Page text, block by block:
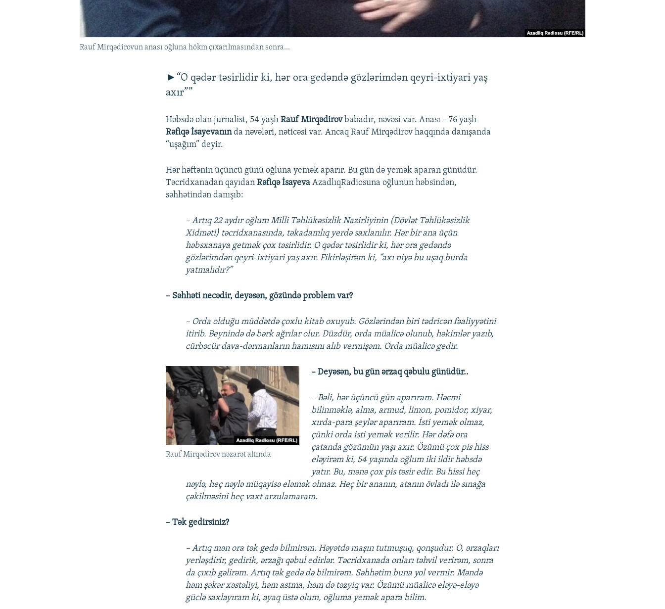
Rauf Mirqədirovun anası oğluna hökm çıxarılmasından sonra...
►“O qədər təsirlidir ki, hər ora gedəndə gözlərimdən qeyri-ixtiyari yaş
axır””
Həbsdə olan jurnalist, 54 yaşlıRauf Mirqədirovbabadır, nəvəsi var. Anası – 76 yaşlı
Rəfiqə İsayevanında nəvələri, nəticəsi var. Ancaq Rauf Mirqədirov haqqında danışanda
“uşağım” deyir.
Hər həftənin üçüncü günü oğluna yemək aparır. Bu gün də yemək aparan günüdür.
Təcridxanadan qayıdan Rəfiqə İsayevaAzadlıqRadiosuna oğlunun həbsindən,
səhhətindən danışıb:
– Artıq 22 aydır oğlum Milli Təhlükəsizlik Nazirliyinin (Dövlət Təhlükəsizlik
Xidməti) təcridxanasında, təkadamlıq yerdə saxlanılır. Hər bir ana üçün
həbsxanaya getmək çox təsirlidir. O qədər təsirlidir ki, hər ora gedəndə
gözlərimdən qeyri-ixtiyari yaş axır. Fikirləşirəm ki, “axı niyə bu uşaq burda
yatmalıdır?”
– Səhhəti necədir, deyəsən, gözündə problem var?
– Orda olduğu müddətdə çoxlu kitab oxuyub. Gözlərindən biri tədricən fəaliyyətini
itirib. Beynində də bərk ağrılar olur. Düzdür, orda müalicə olunub, həkimlər yazıb,
cürbəcür dava-dərmanların hamısını alıb vermişəm. Orda müalicə gedir.
Rauf Mirqədirov nəzarət altında
– Deyəsən, bu gün ərzaq qəbulu günüdür..
– Bəli, hər üçüncü gün aparıram. Həcmi
bilinməklə, alma, armud, limon, pomidor, xiyar,
xırda-para şeylər aparıram. İsti yemək olmaz,
çünki orda isti yemək verilir. Hər dəfə ora
çatanda gözümün yaşı axır. Özümü çox pis hiss
eləyirəm ki, 54 yaşında oğlum iki ildir həbsdə
yatır. Bu, mənə çox pis təsir edir. Bu hissi heç
nəylə, heç nəylə müqayisə eləmək olmaz. Heç bir ananın, atanın övladı ilə sınağa
çəkilməsini heç vaxt arzulamaram.
– Tək gedirsiniz?
– Artıq mən ora tək gedə bilmirəm. Həyətdə maşın tutmuşuq, qonşudur. O, ərzaqları
yerləşdirir, gedirik, ərzağı qəbul edirlər. Təcridxanada onları təhvil verirəm, sonra
da çıxıb gəlirəm. Artıq tək gedə də bilmirəm. Səhhətim buna yol vermir. Məndə
həm şəkər xəstəliyi, həm astma, həm də təzyiq var. Özümü müalicə eləyə-eləyə
güclə saxlayıram ki, ayaq üstə olum, oğluma yemək apara bilim.